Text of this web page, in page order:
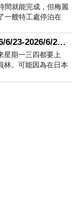
間就能完成，但梅麗
一艘特工處停泊在
週間農居第284週（2026/6/23-2026/6/24) 夏至 金黃稻浪洋溢豐收喜悅
星期一三四都要上
林。可能因為在日本
心裡沒有一